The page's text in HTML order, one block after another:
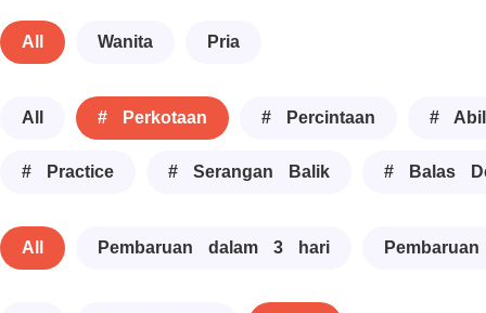
All Wanita Pria
All # Perkotaan # Percintaan #
# Practice # Serangan Balik # Balas
All Pembaruan dalam 3 hari